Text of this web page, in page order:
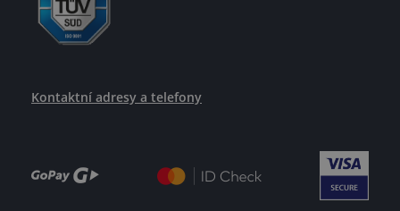
Kontaktní adresy a telefony